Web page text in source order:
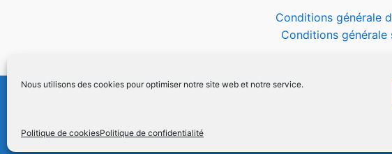
Nous utilisons des cookies pour optimiser notre site web et notre service.
Politique de cookiesPolitique de confidentialité
Conditions générale
Conditions